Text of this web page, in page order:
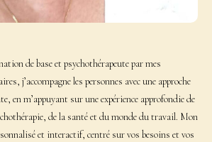
de base et psychothérapeute par mes
j’accompagne les personnes avec une approche
en m’appuyant sur une expérience approfondie de
de la santé et du monde du travail. Mon
et interactif, centré sur vos besoins et vos